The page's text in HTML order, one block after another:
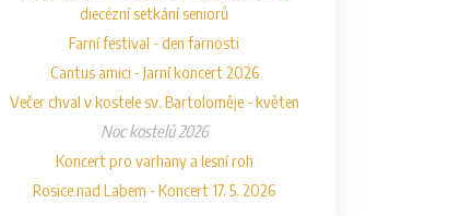
diecézní setkání seniorů
Farní festival - den farnosti
Cantus amici - Jarní koncert 2026
Večer chval v kostele sv. Bartoloměje - květen
Noc kostelů 2026
Koncert pro varhany a lesní roh
Rosice nad Labem - Koncert 17. 5. 2026